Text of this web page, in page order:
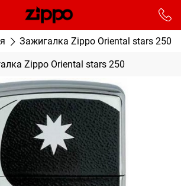
Зажигалка Zippo Oriental stars 250
Zippo Oriental stars 250
зависят сроки доставки